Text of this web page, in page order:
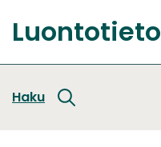
sisältöön
Etusivu
Luontotieto
Haku